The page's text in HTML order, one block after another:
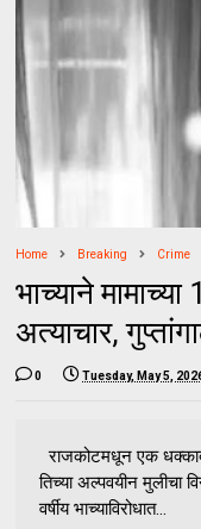
Home Breaking Crime
भाच्याने
अत्याचार,
0 Tuesday, May 5,
राजकोटमधून एक
तिच्या अल्पवयीन
वर्षीय भाच्याविरोधात...